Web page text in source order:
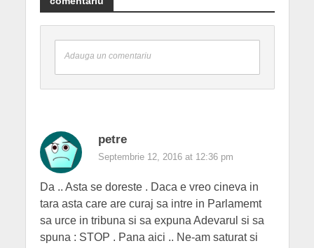
Adauga un comentariu
petre
Septembrie 12, 2016 at 12:36 pm
Da .. Asta se doreste . Daca e vreo cineva in
tara asta care are curaj sa intre in Parlamemt
sa urce in tribuna si sa expuna Adevarul si sa
spuna : STOP . Pana aici .. Ne-am saturat si